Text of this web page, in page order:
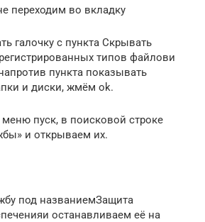
переходим во вкладку
галочку с пункта Скрывать
типов файлови
пункта показывать
и диски, жмём ok.
пуск, в поисковой строке
и открываем их.
под названиемЗащита
останавливаем её на